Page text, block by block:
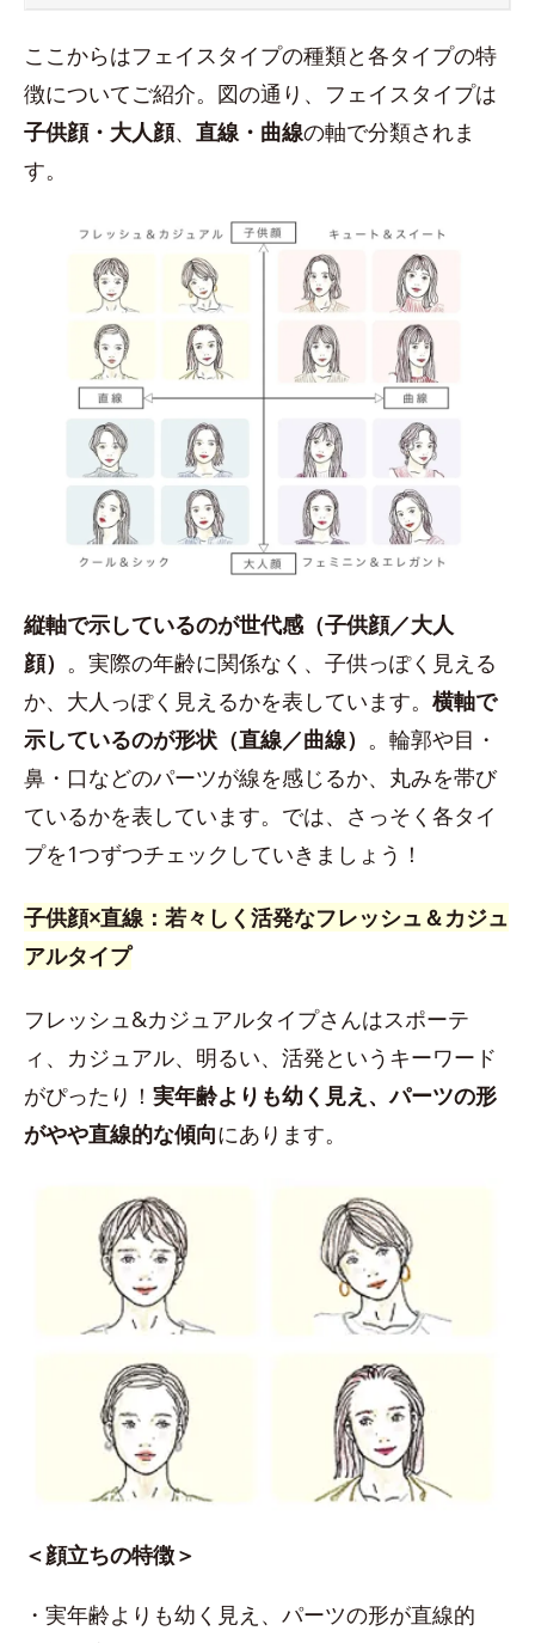
ここからはフェイスタイプの種類と各タイプの特
徴についてご紹介。図の通り、フェイスタイプは
子供顔・大人顔、 直線・曲線の軸で分類されま
す。
縦軸で示しているのが世代感（子供顔／大人
顔） 。実際の年齢に関係なく、子供っぽく見える
か、大人っぽく見えるかを表しています。 横軸で
示しているのが形状（直線／曲線） 。輪郭や目・
鼻・口などのパーツが線を感じるか、丸みを帯び
ているかを表しています。では、さっそく各タイ
プを1つずつチェックしていきましょう！
子供顔×直線：若々しく活発なフレッシュ＆カジュ
アルタイプ
フレッシュ&カジュアルタイプさんはスポーテ
ィ、カジュアル、明るい、活発というキーワード
がぴったり！ 実年齢よりも幼く見え、パーツの形
がやや直線的な傾向にあります。
＜顔立ちの特徴＞
・実年齢よりも幼く見え、パーツの形が直線的